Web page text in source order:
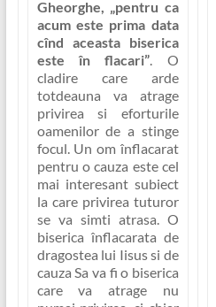
Gheorghe, „pentru ca
acum este prima data
cînd aceasta biserica
este în flacari”. O
cladire care arde
totdeauna va atrage
privirea si eforturile
oamenilor de a stinge
focul. Un om înflacarat
pentru o cauza este cel
mai interesant subiect
la care privirea tuturor
se va simti atrasa. O
biserica înflacarata de
dragostea lui Iisus si de
cauza Sa va fi o biserica
care va atrage nu